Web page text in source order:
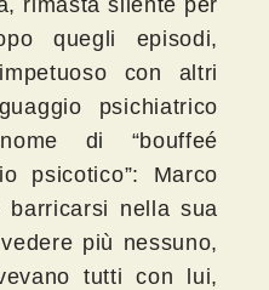
quegli episodi,
con altri
psichiatrico
di “bouffeé
psicotico”: Marco
barricarsi nella sua
più nessuno,
tutti con lui,